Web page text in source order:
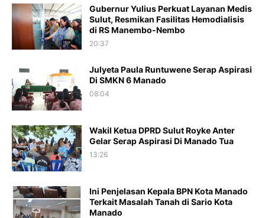
Gubernur Yulius Perkuat Layanan Medis
Sulut, Resmikan Fasilitas Hemodialisis
di RS Manembo-Nembo
20:37
Julyeta Paula Runtuwene Serap Aspirasi
Di SMKN 6 Manado
08:04
Wakil Ketua DPRD Sulut Royke Anter
Gelar Serap Aspirasi Di Manado Tua
13:26
Ini Penjelasan Kepala BPN Kota Manado
Terkait Masalah Tanah di Sario Kota
Manado ‎